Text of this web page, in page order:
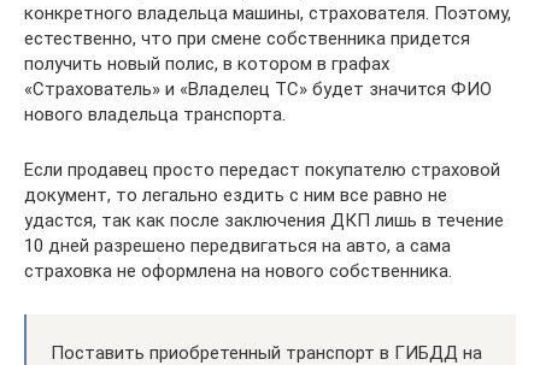
конкретного владельца машины, страхователя. Поэтому,
естественно, что при смене собственника придется
получить новый полис, в котором в графах
«Страхователь» и «Владелец ТС» будет значится ФИО
нового владельца транспорта.
Если продавец просто передаст покупателю страховой
документ, то легально ездить с ним все равно не
удастся, так как после заключения ДКП лишь в течение
10 дней разрешено передвигаться на авто, а сама
страховка не оформлена на нового собственника.
Поставить приобретенный транспорт в ГИБДД на